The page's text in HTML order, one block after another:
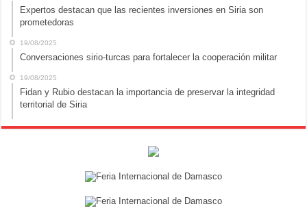
Expertos destacan que las recientes inversiones en Siria son
prometedoras
19/08/2025
Conversaciones sirio-turcas para fortalecer la cooperación militar
19/08/2025
Fidan y Rubio destacan la importancia de preservar la integridad
territorial de Siria